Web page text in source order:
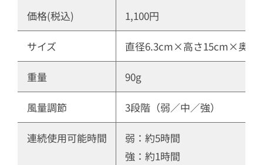
価格(税込) 1,100円
サイズ 直径6.3cm×高さ15cm×奥行
重量 90g
風量調節 3段階（弱／中／強）
連続使用可能時間
弱：約5時間
強：約1時間